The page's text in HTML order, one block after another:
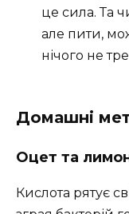
це сила. Та
але пити,
нічого не
Домашні
Оцет та
Кислота рятує